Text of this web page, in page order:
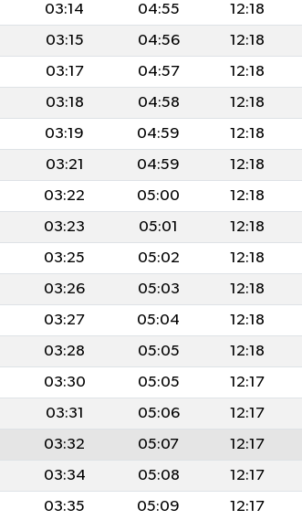
03:14 04:55 12:18
03:15 04:56 12:18
03:17 04:57 12:18
03:18 04:58 12:18
03:19 04:59 12:18
03:21 04:59 12:18
03:22 05:00 12:18
03:23 05:01 12:18
03:25 05:02 12:18
03:26 05:03 12:18
03:27 05:04 12:18
03:28 05:05 12:18
03:30 05:05 12:17
03:31 05:06 12:17
03:32 05:07 12:17
03:34 05:08 12:17
03:35 05:09 12:17